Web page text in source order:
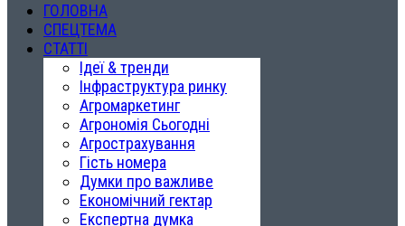
ГОЛОВНА
СПЕЦТЕМА
СТАТТІ
Ідеї & тренди
Інфраструктура ринку
Агромаркетинг
Агрономія Сьогодні
Агрострахування
Гість номера
Думки про важливе
Економічний гектар
Експертна думка